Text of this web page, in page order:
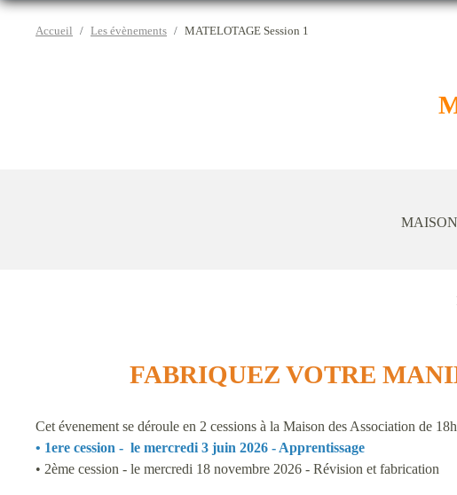
Accueil Les évènements MATELOTAGE Session 1
FABRIQUEZ VOTRE
Cet évenement se déroule en 2 cessions à la Maison des Association de
• 1ere cession - le mercredi 3 juin 2026 - Apprentissage
• 2ème cession - le mercredi 18 novembre 2026 - Révision et fabrication